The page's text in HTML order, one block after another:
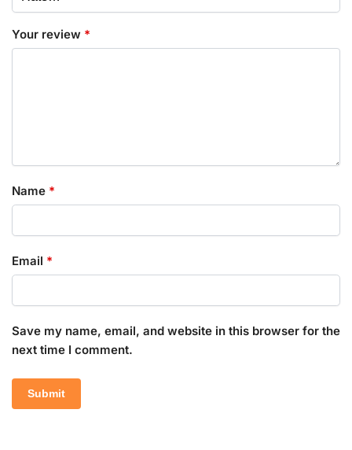
Your review *
Name *
Email *
Save my name, email, and website in this browser for the
next time I comment.